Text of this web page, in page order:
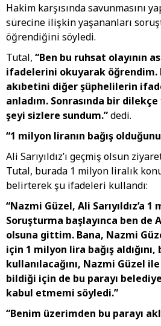
Hakim karşısında savunmasını
sürecine ilişkin yaşananları
öğrendiğini söyledi.
Tutal, “Ben bu ruhsat olayının
ifadelerini okuyarak öğrendim.
akıbetini diğer şüphelilerin
anladım. Sonrasında bir
şeyi sizlere sundum.”dedi.
“1 milyon liranın bağış
Ali Sarıyıldız’ı geçmiş olsun
Tutal, burada 1 milyon liralık
belirterek şu ifadeleri kullandı:
“Nazmi Güzel, Ali Sarıyıldız’a
Soruşturma başlayınca ben de
olsuna gittim. Bana, Nazmi
için 1 milyon lira bağış aldığını,
kullanılacağını, Nazmi Güzel
bildiği için de bu parayı
kabul etmemi söyledi.”
“Benim üzerimden bu parayı